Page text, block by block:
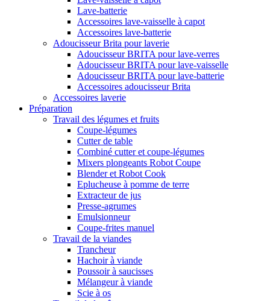
Lave-batterie
Accessoires lave-vaisselle à capot
Accessoires lave-batterie
Adoucisseur Brita pour laverie
Adoucisseur BRITA pour lave-verres
Adoucisseur BRITA pour lave-vaisselle
Adoucisseur BRITA pour lave-batterie
Accessoires adoucisseur Brita
Accessoires laverie
Préparation
Travail des légumes et fruits
Coupe-légumes
Cutter de table
Combiné cutter et coupe-légumes
Mixers plongeants Robot Coupe
Blender et Robot Cook
Eplucheuse à pomme de terre
Extracteur de jus
Presse-agrumes
Emulsionneur
Coupe-frites manuel
Travail de la viandes
Trancheur
Hachoir à viande
Poussoir à saucisses
Mélangeur à viande
Scie à os